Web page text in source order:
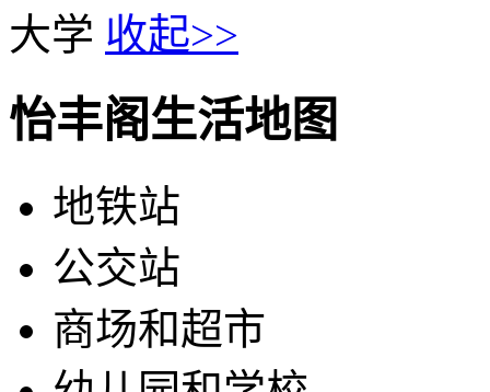
大学 收起>>
怡丰阁生活地图
地铁站
公交站
商场和超市